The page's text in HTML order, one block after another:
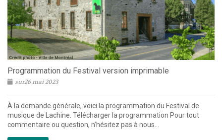
Programmation du Festival version imprimable
sur26 mai 2023
À la demande générale, voici la programmation du Festival de
musique de Lachine. Télécharger la programmation Pour tout
commentaire ou question, n’hésitez pas à nous...